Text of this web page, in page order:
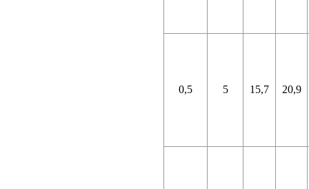
0,5 5 15,7 20,9